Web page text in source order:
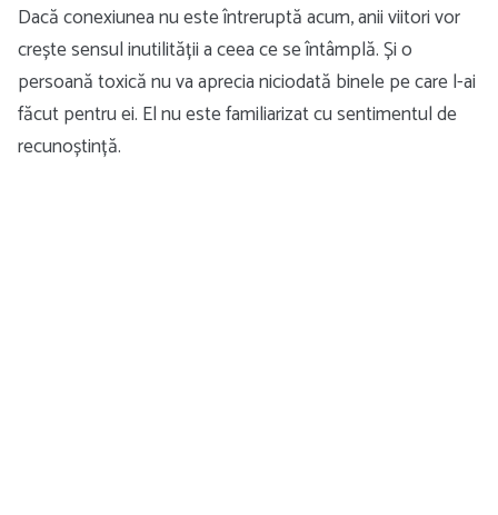
Dacă conexiunea nu este întreruptă acum, anii viitori vor
crește sensul inutilității a ceea ce se întâmplă. Și o
persoană toxică nu va aprecia niciodată binele pe care l-ai
făcut pentru ei. El nu este familiarizat cu sentimentul de
recunoștință.